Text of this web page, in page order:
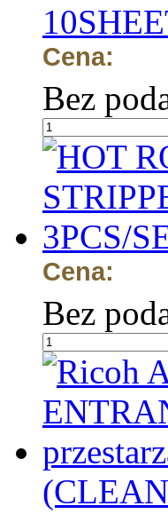
Cena:
Bez
Cena:
Bez